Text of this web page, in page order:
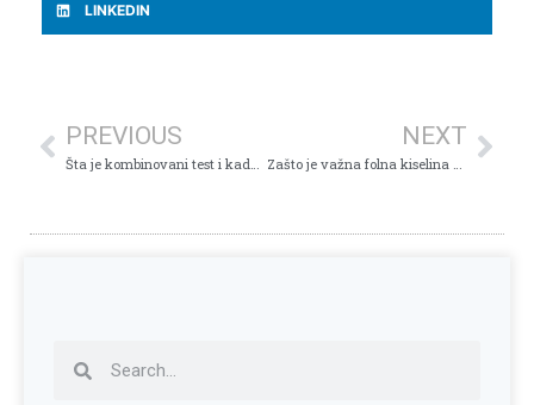
LINKEDIN
PREVIOUS
Šta je kombinovani test i kada se radi?
NEXT
Zašto je važna folna kiselina u trudnoći?